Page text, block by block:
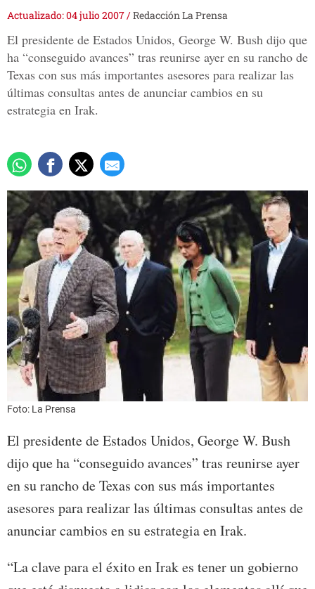
Actualizado: 04 julio 2007/Redacción La Prensa
El presidente de Estados Unidos, George W. Bush dijo que
ha “conseguido avances” tras reunirse ayer en su rancho de
Texas con sus más importantes asesores para realizar las
últimas consultas antes de anunciar cambios en su
estrategia en Irak.
Foto: La Prensa
El presidente de Estados Unidos, George W. Bush
dijo que ha “conseguido avances” tras reunirse ayer
en su rancho de Texas con sus más importantes
asesores para realizar las últimas consultas antes de
anunciar cambios en su estrategia en Irak.
“La clave para el éxito en Irak es tener un gobierno